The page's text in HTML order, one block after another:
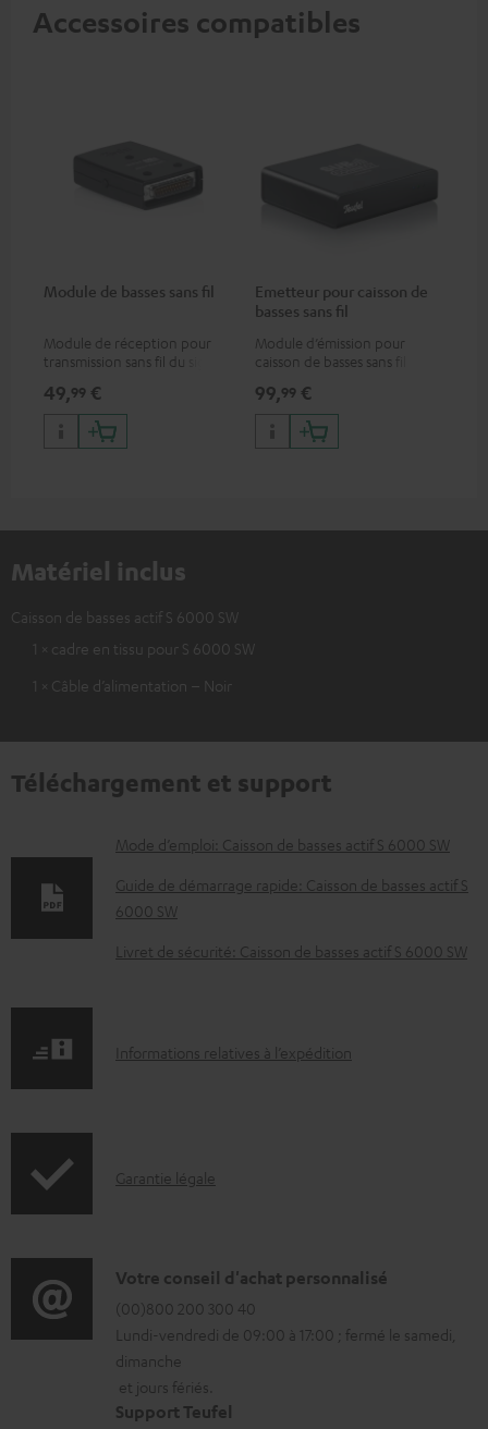
Accessoires compatibles
Module de basses sans fil
Module de réception pour
transmission sans fil du signal
4000/S 6000
49,99 €
Emetteur pour caisson de
basses sans fil
Module d’émission pour
caisson de basses sans fil
99,99 €
Matériel inclus
Caisson de basses actif S 6000 SW
1 × cadre en tissu pour S 6000 SW
1 × Câble d’alimentation – Noir
Téléchargement et support
D
o
c
u
é
c
h
a
r
g
Mode d’emploi: Caisson de basses actif S 6000 SW
Guide de démarrage rapide: Caisson de basses actif S
6000 SW
Livret de sécurité: Caisson de basses actif S 6000 SW
I
r
t
i
o
n
s
Informations relatives à l’expédition
I
o
r
m
a
t
Garantie légale
D
é
t
a
i
Votre conseil d'achat personnalisé
(00)800 200 300 40
Lundi-vendredi de 09:00 à 17:00 ; fermé le samedi,
dimanche
et jours fériés.
Support Teufel